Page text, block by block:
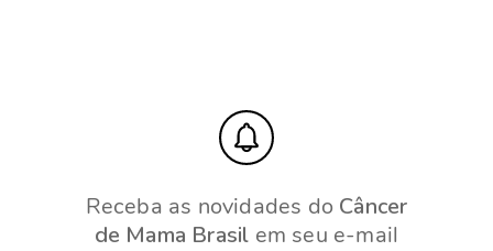
Receba as novidades do Câncer
de Mama Brasil em seu e-mail